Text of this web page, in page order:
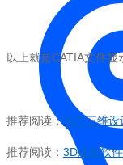
以上就是CATIA文件显
推荐阅读： 国产三维设
推荐阅读： 3D建模软